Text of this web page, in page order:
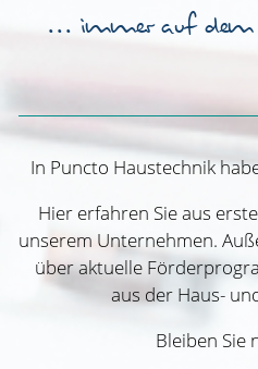
... immer auf
In Puncto Haustechnik
Hier erfahren Sie aus
unserem Unternehmen.
über aktuelle
aus der Haus-
Bleiben Sie